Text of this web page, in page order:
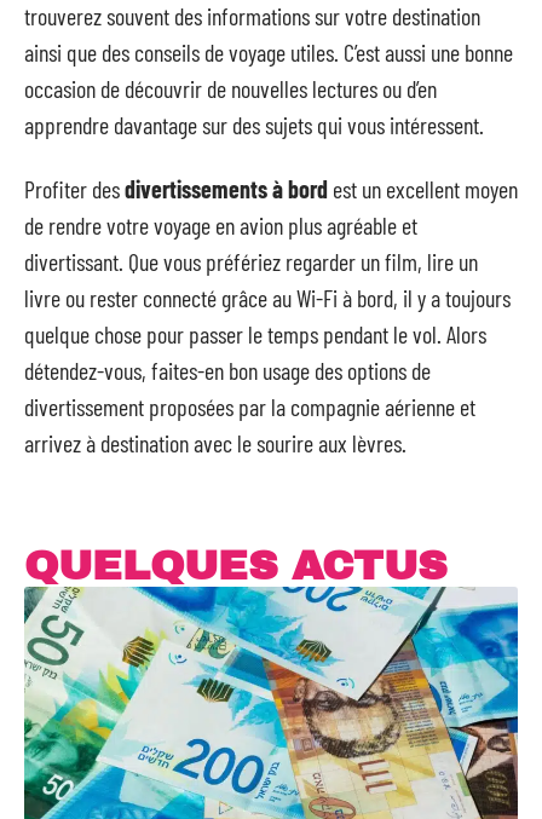
trouverez souvent des informations sur votre destination
ainsi que des conseils de voyage utiles. C’est aussi une bonne
occasion de découvrir de nouvelles lectures ou d’en
apprendre davantage sur des sujets qui vous intéressent.
Profiter desdivertissements à bord est un excellent moyen
de rendre votre voyage en avion plus agréable et
divertissant. Que vous préfériez regarder un film, lire un
livre ou rester connecté grâce au Wi-Fi à bord, il y a toujours
quelque chose pour passer le temps pendant le vol. Alors
détendez-vous, faites-en bon usage des options de
divertissement proposées par la compagnie aérienne et
arrivez à destination avec le sourire aux lèvres.
QUELQUES ACTUS